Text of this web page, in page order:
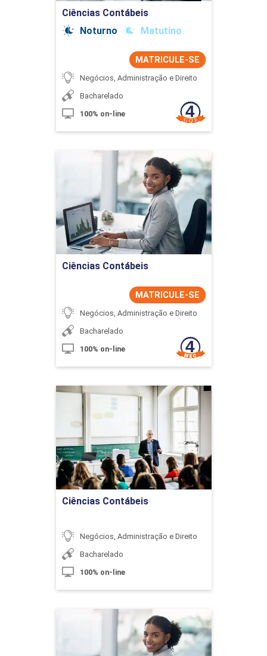
Ciências Contábeis
Noturno
Matutino
MATRICULE-SE
Negócios, Administração e Direito
Bacharelado
100% on-line
Ciências Contábeis
MATRICULE-SE
Negócios, Administração e Direito
Bacharelado
100% on-line
Ciências Contábeis
Detalhes do curso
Ir para Inscrição
Ciências Contábeis
Negócios, Administração e Direito
Bacharelado
100% on-line
Ciências Contábeis
Detalhes do curso
Ir para Inscrição
Ciências Contábeis
Detalhes do curso